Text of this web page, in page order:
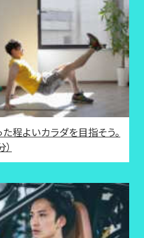
た程よいカラダを目指そう。